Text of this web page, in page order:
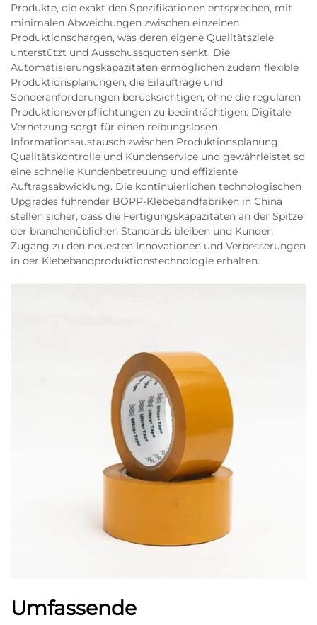
Produkte, die exakt den Spezifikationen entsprechen, mit
minimalen Abweichungen zwischen einzelnen
Produktionschargen, was deren eigene Qualitätsziele
unterstützt und Ausschussquoten senkt. Die
Automatisierungskapazitäten ermöglichen zudem flexible
Produktionsplanungen, die Eilaufträge und
Sonderanforderungen berücksichtigen, ohne die regulären
Produktionsverpflichtungen zu beeinträchtigen. Digitale
Vernetzung sorgt für einen reibungslosen
Informationsaustausch zwischen Produktionsplanung,
Qualitätskontrolle und Kundenservice und gewährleistet so
eine schnelle Kundenbetreuung und effiziente
Auftragsabwicklung. Die kontinuierlichen technologischen
Upgrades führender BOPP-Klebebandfabriken in China
stellen sicher, dass die Fertigungskapazitäten an der Spitze
der branchenüblichen Standards bleiben und Kunden
Zugang zu den neuesten Innovationen und Verbesserungen
in der Klebebandproduktionstechnologie erhalten.
Umfassende